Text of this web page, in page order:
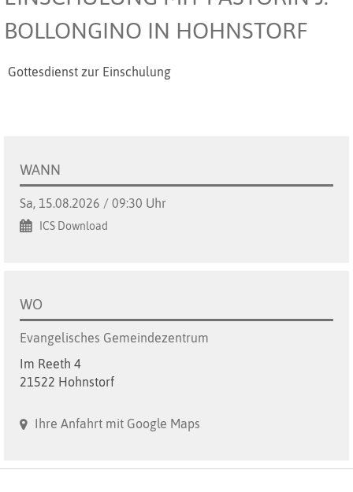
BOLLONGINO IN HOHNSTORF
Gottesdienst zur Einschulung
WANN
Sa, 15.08.2026 / 09:30 Uhr
ICS Download
WO
Evangelisches Gemeindezentrum
Im Reeth 4
21522 Hohnstorf
Ihre Anfahrt mit Google Maps